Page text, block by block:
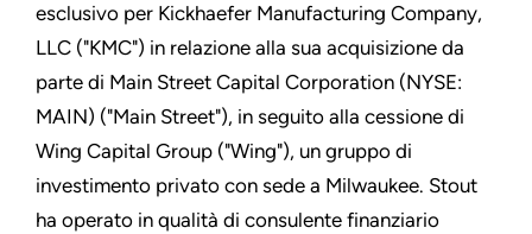
esclusivo per Kickhaefer Manufacturing Company,
LLC ("KMC") in relazione alla sua acquisizione da
parte di Main Street Capital Corporation (NYSE:
MAIN) ("Main Street"), in seguito alla cessione di
Wing Capital Group ("Wing"), un gruppo di
investimento privato con sede a Milwaukee. Stout
ha operato in qualità di consulente finanziario